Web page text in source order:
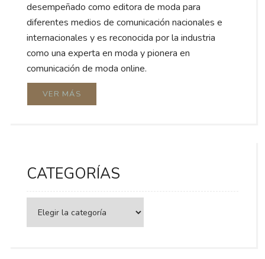
desempeñado como editora de moda para
diferentes medios de comunicación nacionales e
internacionales y es reconocida por la industria
como una experta en moda y pionera en
comunicación de moda online.
VER MÁS
CATEGORÍAS